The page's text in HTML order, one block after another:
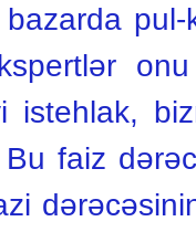
istehlak,
faiz